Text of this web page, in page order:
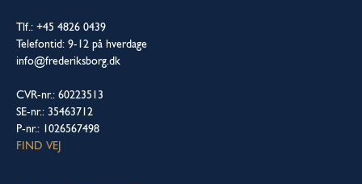
Tlf.: +45 4826 0439
Telefontid: 9-12 på hverdage
info@frederiksborg.dk
CVR-nr.: 60223513
SE-nr.: 35463712
P-nr.: 1026567498
FIND VEJ